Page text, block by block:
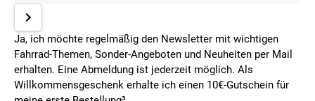
Ja, ich möchte regelmäßig den Newsletter mit wichtigen
Fahrrad-Themen, Sonder-Angeboten und Neuheiten per Mail
erhalten. Eine Abmeldung ist jederzeit möglich. Als
Willkommensgeschenk erhalte ich einen 10€-Gutschein für